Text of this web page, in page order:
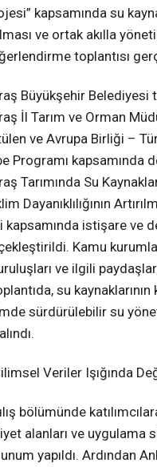
kapsamında su
ve ortak akılla
toplantısı
Büyükşehir Belediyesi
İl Tarım ve Orman
ve Avrupa Birliği –
Programı kapsamında
Tarımında Su
Dayanıklılığının
kapsamında istişare ve
Kamu
ve ilgili
su kaynaklarının
sürdürülebilir su
Veriler Işığında
bölümünde
alanları ve uygulama
yapıldı. Ardından